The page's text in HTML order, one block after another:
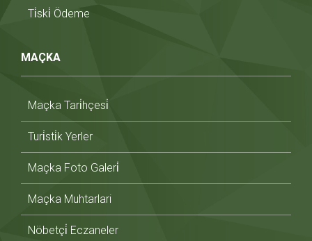
Ti̇ski̇ Ödeme
MAÇKA
Maçka Tari̇hçesi̇
Turi̇sti̇k Yerler
Maçka Foto Galeri̇
Maçka Muhtarlari
Nöbetçi̇ Eczaneler